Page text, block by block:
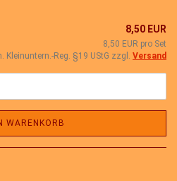
8,50 EUR
8,50 EUR pro Set
Kleinuntern.-Reg. §19 UStG zzgl. Versand
WARENKORB